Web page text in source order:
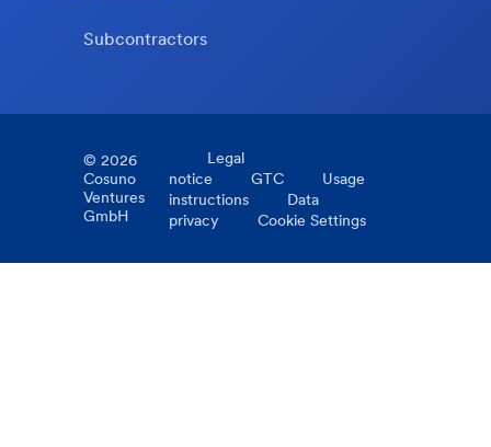
Subcontractors
© 2026
Cosuno
Ventures
GmbH
Legal
notice
GTC
Usage
instructions
Data
privacy
Cookie Settings